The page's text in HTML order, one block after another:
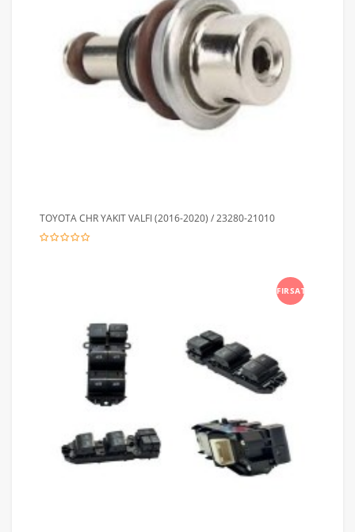
TOYOTA CHR YAKIT VALFI (2016-2020) / 23280-21010
FIRSAT